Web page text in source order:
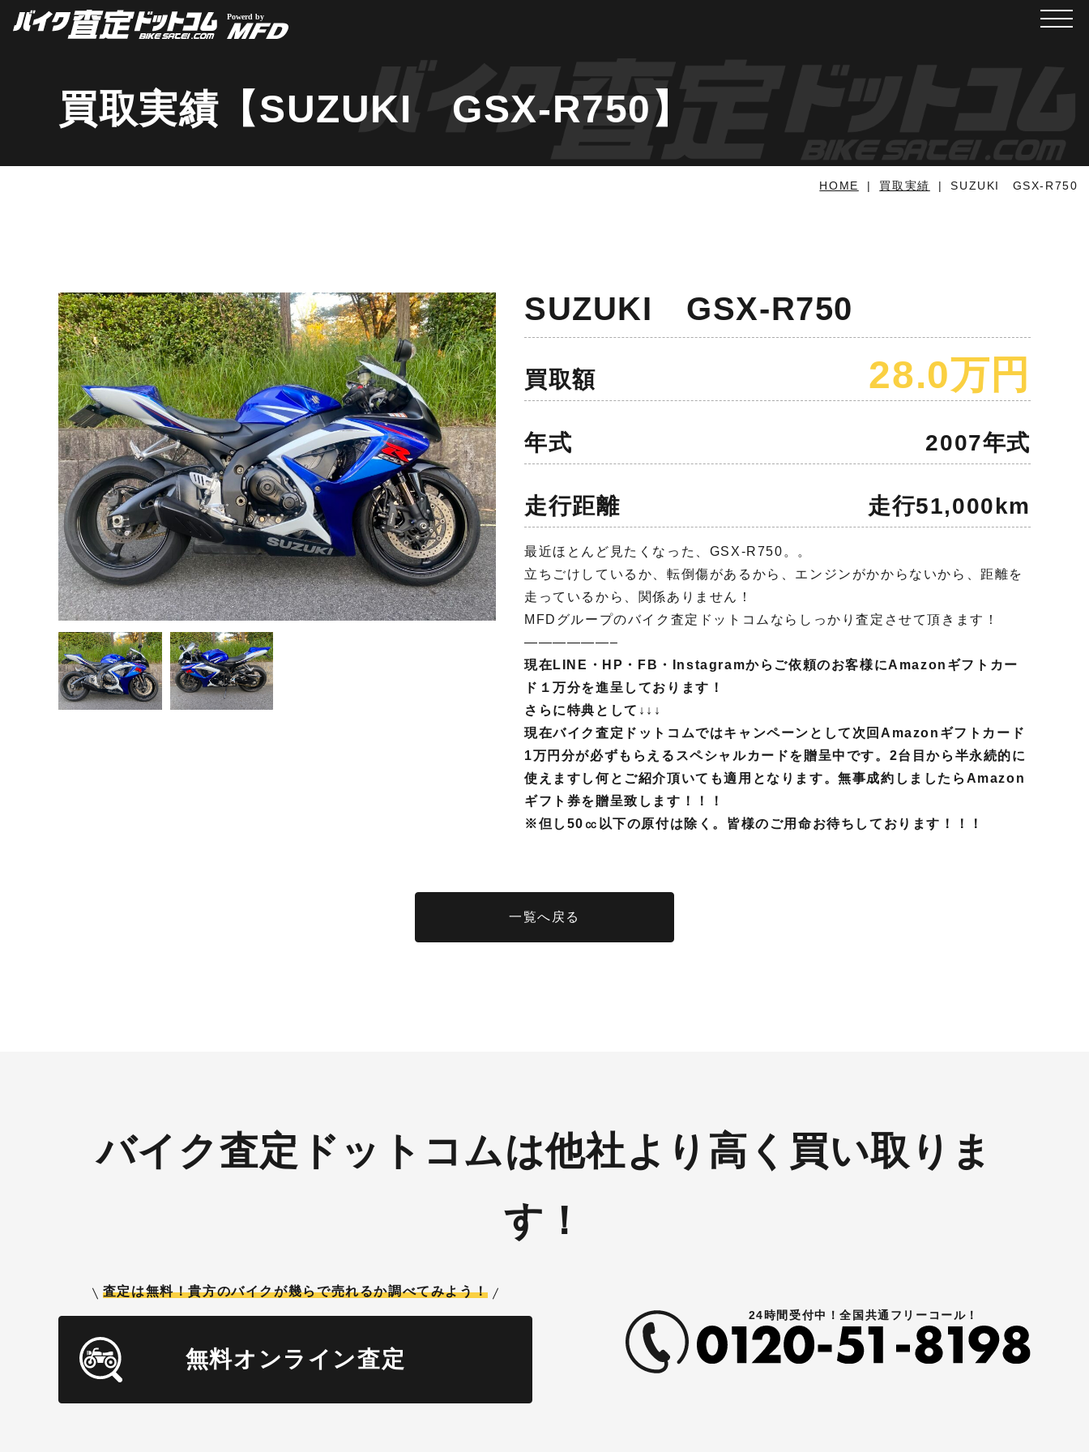
メニ
買取実績【SUZUKI GSX-R750】
HOME 買取実績 SUZUKI GSX-R750
SUZUKI GSX-R750
買取額 28.0万円
年式 2007年式
走行距離 走行51,000km
最近ほとんど見たくなった、GSX-R750。。
立ちごけしているか、転倒傷があるから、エンジンがかからないから、距離を
走っているから、関係ありません！
MFDグループのバイク査定ドットコムならしっかり査定させて頂きます！
——————–
現在LINE・HP・FB・Instagramからご依頼のお客様にAmazonギフトカー
ド１万分を進呈しております！
さらに特典として↓↓↓
現在バイク査定ドットコムではキャンペーンとして次回Amazonギフトカード
1万円分が必ずもらえるスペシャルカードを贈呈中です。2台目から半永続的に
使えますし何とご紹介頂いても適用となります。無事成約しましたらAmazon
ギフト券を贈呈致します！！！
※但し 50㏄以下の原付は除く。皆様のご用命お待ちしております！！！
一覧へ戻る
バイク査定ドットコムは他社より高く買い取りま
す！
査定は無料！貴方のバイクが幾らで売れるか調べてみよう！
無料オンライン査定
24時間受付中！全国共通フリーコール！